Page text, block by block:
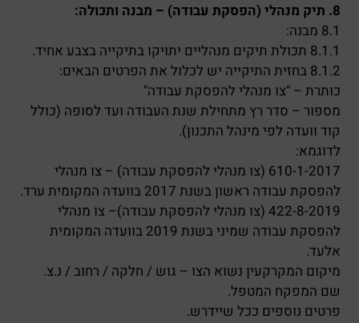
8. תיק מנהלי (הפסקת עבודה) – מבנה ותכולה:
8.1 מבנה:
8.1.1 תכולת תיקים מנהליים יתויקו בתיקייה בצבע אחיד.
8.1.2 בחזית התיקייה יש לכלול את הפרטים הבאים:
כותרת – "צו מנהלי להפסקת עבודה"
מספור – סדר רץ מתחילת שנת העבודה ועד לסופה (כולל
קוד וועדה לפי מינהל התכנון).
לדוגמא:
610-1-2017 (צו מנהלי להפסקת עבודה) – צו מנהלי
להפסקת עבודה ראשון בשנת 2017 בוועדה המקומית ערד.
422-8-2019 (צו מנהלי להפסקת עבודה)– צו מנהלי
להפסקת עבודה שמיני בשנת 2019 בוועדה המקומית
אלעד.
מיקום המקרקעין נשוא הצו – גוש / חלקה / רחוב / נ.צ.
שם המפקח המטפל.
פרטים נוספים ככל שיידרש.